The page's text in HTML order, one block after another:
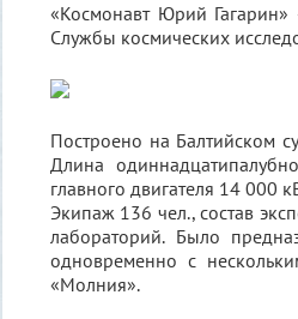
«Космонавт Юрий Гагарин»
Службы космических
Построено на Балтийском
Длина
главного двигателя 14 000
Экипаж 136 чел., состав
лабораторий. Было
одновременно с
«Молния».